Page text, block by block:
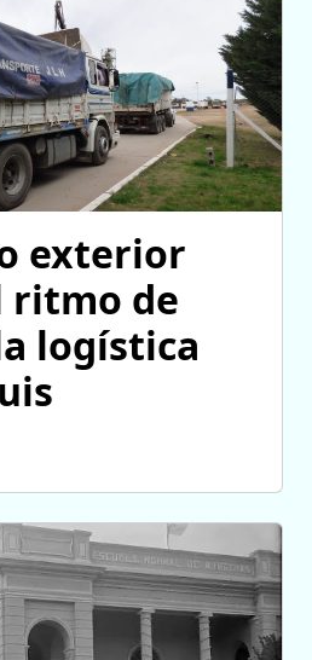
exterior
ritmo de
logística